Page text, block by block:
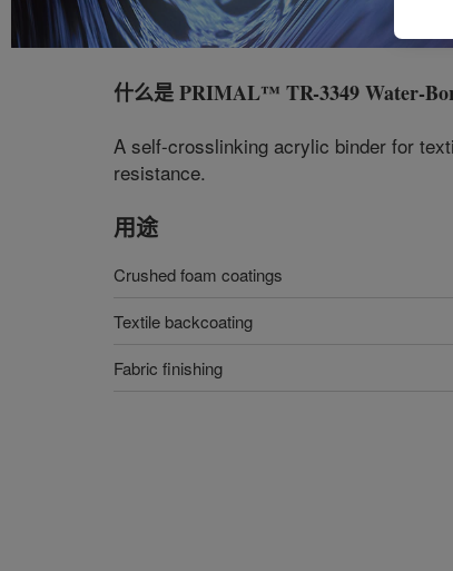
什么是PRIMAL™ TR-3349 Water-
A self-crosslinking acrylic binder for
resistance.
用途
Crushed foam coatings
Textile backcoating
Fabric finishing